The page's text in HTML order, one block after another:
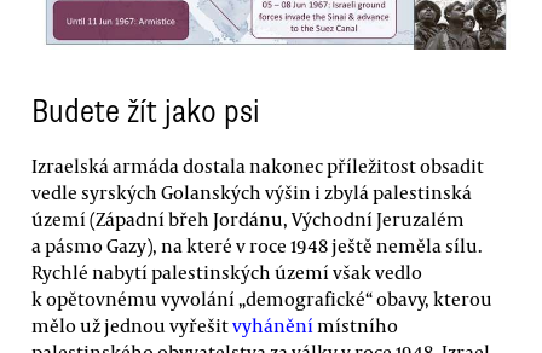
Budete žít jako psi
Izraelská armáda dostala nakonec příležitost obsadit
vedle syrských Golanských výšin i zbylá palestinská
území (Západní břeh Jordánu, Východní Jeruzalém
a pásmo Gazy), na které v roce 1948 ještě neměla sílu.
Rychlé nabytí palestinských území však vedlo
k opětovnému vyvolání „demografické“ obavy, kterou
mělo už jednou vyřešitvyháněnímístního